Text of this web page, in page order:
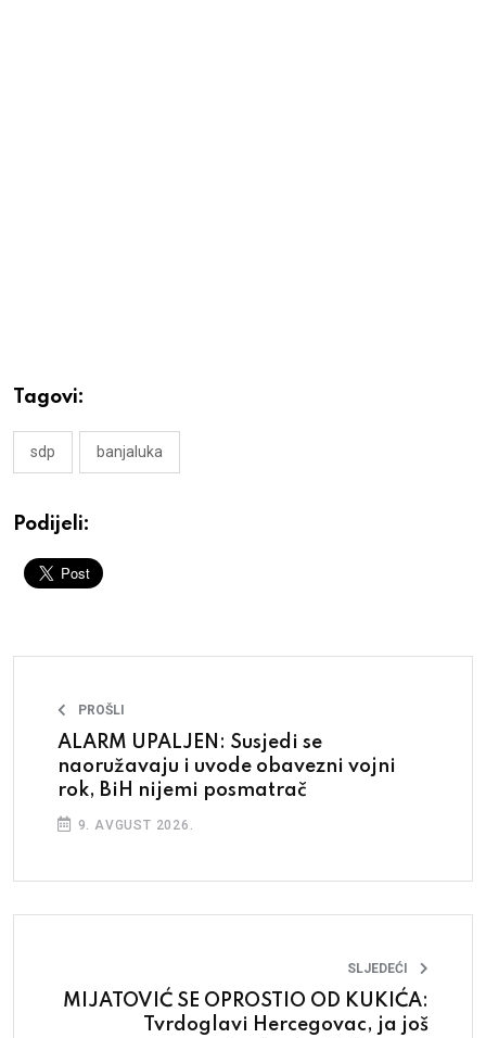
Tagovi:
sdp banjaluka
Podijeli:
PROŠLI
ALARM UPALJEN: Susjedi se
naoružavaju i uvode obavezni vojni
rok, BiH nijemi posmatrač
9. AVGUST 2026.
SLJEDEĆI
MIJATOVIĆ SE OPROSTIO OD KUKIĆA:
Tvrdoglavi Hercegovac, ja još